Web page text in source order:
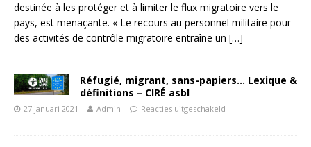
destinée à les protéger et à limiter le flux migratoire vers le
pays, est menaçante. « Le recours au personnel militaire pour
des activités de contrôle migratoire entraîne un […]
Réfugié, migrant, sans-papiers… Lexique &
définitions – CIRÉ asbl
27 januari 2021 Admin Reacties uitgeschakeld